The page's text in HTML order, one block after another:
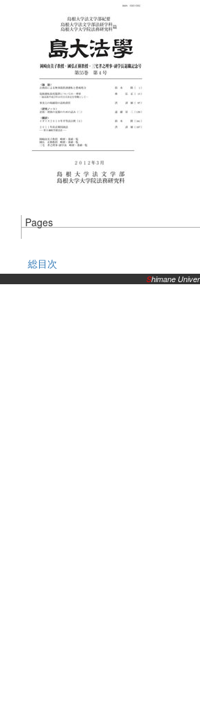
Pages
総目次
Shimane